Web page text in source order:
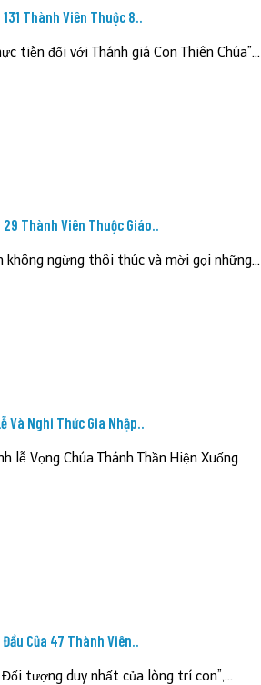
Thành Viên Thuộc 8..
tiễn đối với Thánh giá Con Thiên Chúa”...
29 Thành Viên Thuộc Giáo..
không ngừng thôi thúc và mời gọi những...
Và Nghi Thức Gia Nhập..
lễ Vọng Chúa Thánh Thần Hiện Xuống
Của 47 Thành Viên..
tượng duy nhất của lòng trí con”,...